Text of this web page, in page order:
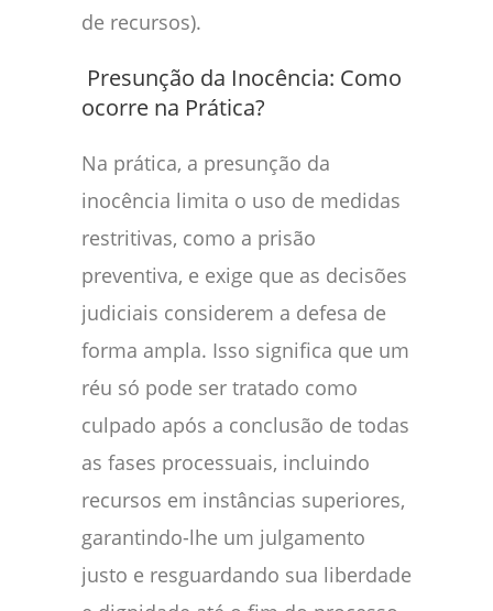
de recursos).
Presunção da Inocência: Como
ocorre na Prática?
Na prática, a presunção da
inocência limita o uso de medidas
restritivas, como a prisão
preventiva, e exige que as decisões
judiciais considerem a defesa de
forma ampla. Isso significa que um
réu só pode ser tratado como
culpado após a conclusão de todas
as fases processuais, incluindo
recursos em instâncias superiores,
garantindo-lhe um julgamento
justo e resguardando sua liberdade